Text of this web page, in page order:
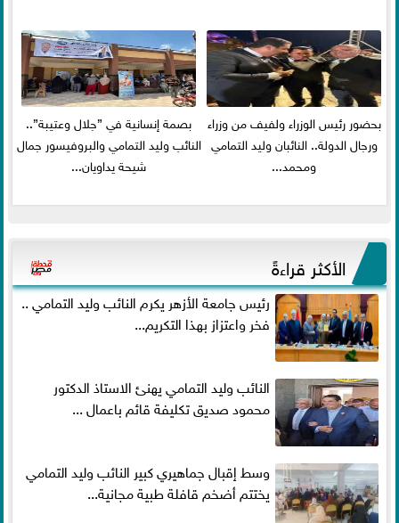
بحضور رئيس الوزراء ولفيف من وزراء
ورجال الدولة.. النائبان وليد التمامي
ومحمد...
بصمة إنسانية في ”جلال وعتيبة”..
النائب وليد التمامي والبروفيسور جمال
شيحة يداويان...
الأكثر قراءةً
رئيس جامعة الأزهر يكرم النائب وليد التمامي ..
فخر واعتزاز بهذا التكريم...
النائب وليد التمامي يهنئ الاستاذ الدكتور
محمود صديق تكليفة قائم باعمال ...
وسط إقبال جماهيري كبير النائب وليد التمامي
يختتم أضخم قافلة طبية مجانية...